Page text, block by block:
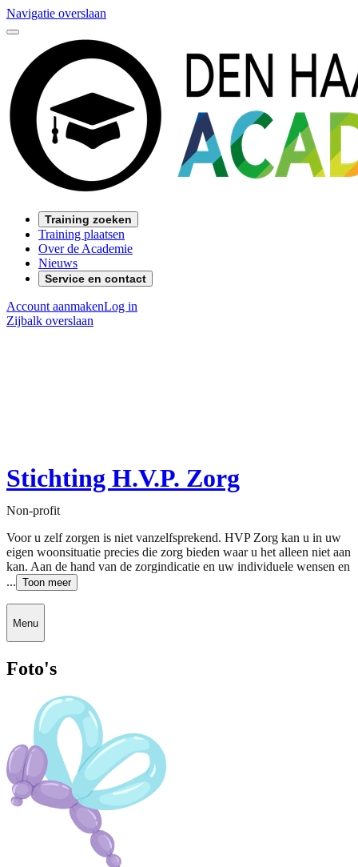
Navigatie overslaan
Training zoeken
Training plaatsen
Over de Academie
Nieuws
Service en contact
Account aanmakenLog in
Zijbalk overslaan
Stichting H.V.P. Zorg
Non-profit
Voor u zelf zorgen is niet vanzelfsprekend. HVP Zorg kan u in uw
eigen woonsituatie precies die zorg bieden waar u het alleen niet aan
kan. Aan de hand van de zorgindicatie en uw individuele wensen en
... Toon meer
Menu
Foto's